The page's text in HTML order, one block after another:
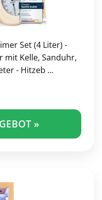
Set (4 Liter) -
mit Kelle, Sanduhr,
- Hitzeb ...
»